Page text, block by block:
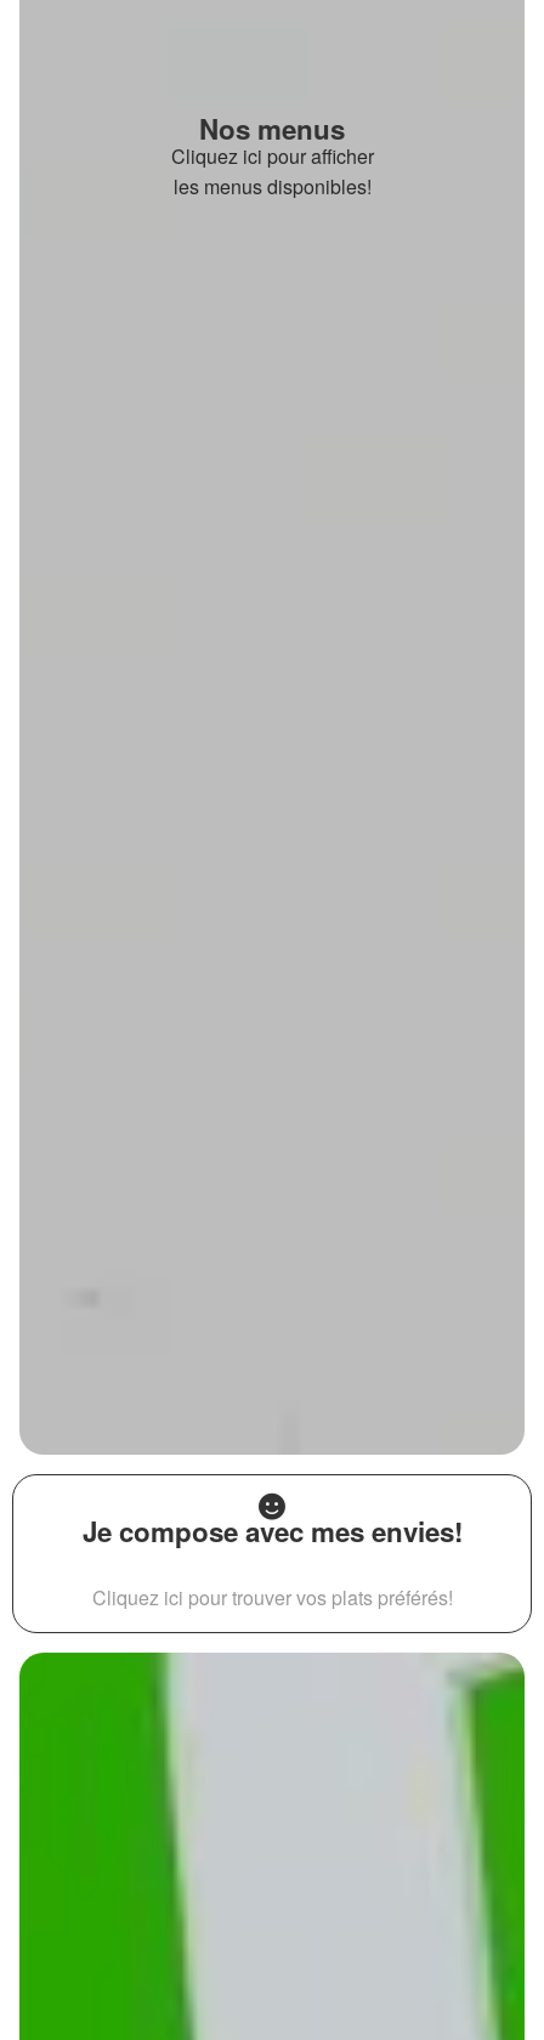
Nos menus
Cliquez ici pour afficher
les menus disponibles!
Je compose avec mes envies!
Cliquez ici pour trouver vos plats préférés!